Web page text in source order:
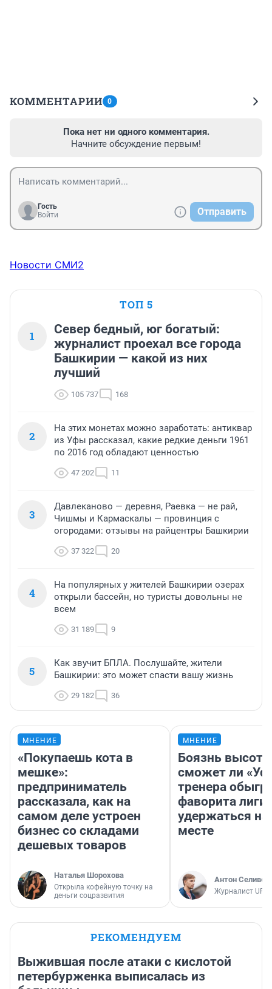
КОММЕНТАРИИ 0
Пока нет ни одного комментария.
Начните обсуждение первым!
Гость
Войти
Отправить
Новости СМИ2
ТОП 5
1
Север бедный, юг богатый:
журналист проехал все города
Башкирии — какой из них
лучший
105 737 168
2
На этих монетах можно заработать: антиквар
из Уфы рассказал, какие редкие деньги 1961
по 2016 год обладают ценностью
47 202 11
3
Давлеканово — деревня, Раевка — не рай,
Чишмы и Кармаскалы — провинция с
огородами: отзывы на райцентры Башкирии
37 322 20
4
На популярных у жителей Башкирии озерах
открыли бассейн, но туристы довольны не
всем
31 189 9
5
Как звучит БПЛА. Послушайте, жители
Башкирии: это может спасти вашу жизнь
29 182 36
МНЕНИЕ
«Покупаешь кота в
мешке»:
предприниматель
рассказала, как на
самом деле устроен
бизнес со складами
дешевых товаров
Наталья Шорохова
Открыла кофейную точку на
деньги соцразвития
МНЕНИЕ
Боязнь
сможет ли
тренера
фаворита лиги
удержаться
месте
Антон
Журналист
РЕКОМЕНДУЕМ
Выжившая после атаки с кислотой
петербурженка выписалась из